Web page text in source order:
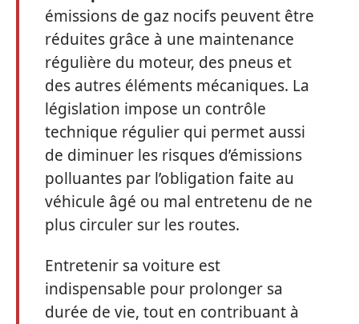
émissions de gaz nocifs peuvent être
réduites grâce à une maintenance
régulière du moteur, des pneus et
des autres éléments mécaniques. La
législation impose un contrôle
technique régulier qui permet aussi
de diminuer les risques d’émissions
polluantes par l’obligation faite au
véhicule âgé ou mal entretenu de ne
plus circuler sur les routes.
Entretenir sa voiture est
indispensable pour prolonger sa
durée de vie, tout en contribuant à